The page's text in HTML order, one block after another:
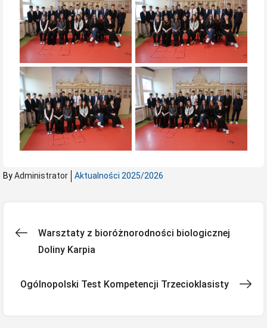
ByAdministrator Aktualności 2025/2026
Nawigacja
Warsztaty z bioróżnorodności biologicznej
Doliny Karpia
Ogólnopolski Test Kompetencji Trzecioklasisty